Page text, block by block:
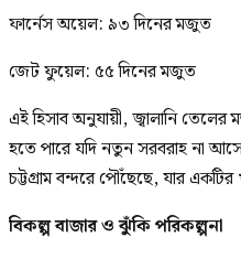
ফার্নেস অয়েল: ৯৩ দিনের মজুত
জেট ফুয়েল: ৫৫ দিনের মজুত
এই হিসাব অনুযায়ী, জ্বালানি
হতে পারে যদি নতুন সরবরাহ না
চট্টগ্রাম বন্দরে পৌঁছেছে, যার
বিকল্প বাজার ও ঝুঁকি পরিকল্পনা